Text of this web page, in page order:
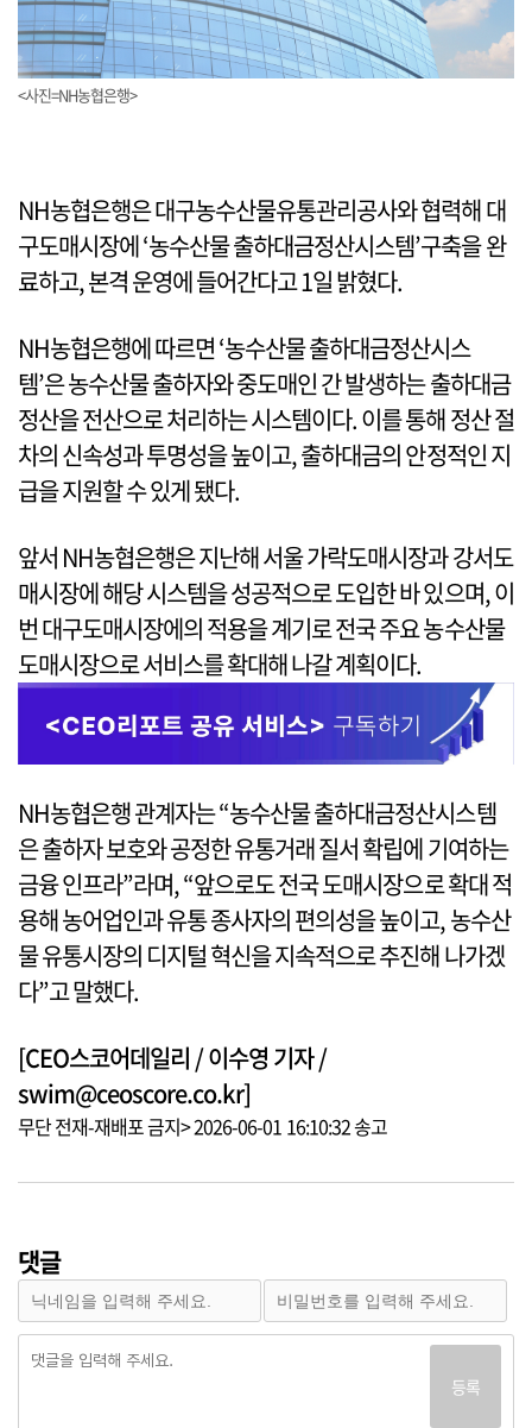
<사진=NH농협은행>
NH농협은행은 대구농수산물유통관리공사와 협력해 대
구도매시장에 ‘농수산물 출하대금정산시스템’구축을 완
료하고, 본격 운영에 들어간다고 1일 밝혔다.
NH농협은행에 따르면 ‘농수산물 출하대금정산시스
템’은 농수산물 출하자와 중도매인 간 발생하는 출하대금
정산을 전산으로 처리하는 시스템이다. 이를 통해 정산 절
차의 신속성과 투명성을 높이고, 출하대금의 안정적인 지
급을 지원할 수 있게 됐다.
앞서 NH농협은행은 지난해 서울 가락도매시장과 강서도
매시장에 해당 시스템을 성공적으로 도입한 바 있으며, 이
번 대구도매시장에의 적용을 계기로 전국 주요 농수산물
도매시장으로 서비스를 확대해 나갈 계획이다.
NH농협은행 관계자는 “농수산물 출하대금정산시스템
은 출하자 보호와 공정한 유통거래 질서 확립에 기여하는
금융 인프라”라며, “앞으로도 전국 도매시장으로 확대 적
용해 농어업인과 유통 종사자의 편의성을 높이고, 농수산
물 유통시장의 디지털 혁신을 지속적으로 추진해 나가겠
다”고 말했다.
[CEO스코어데일리 / 이수영 기자 /
swim@ceoscore.co.kr]
무단 전재-재배포 금지> 2026-06-01 16:10:32 송고
댓글
등록